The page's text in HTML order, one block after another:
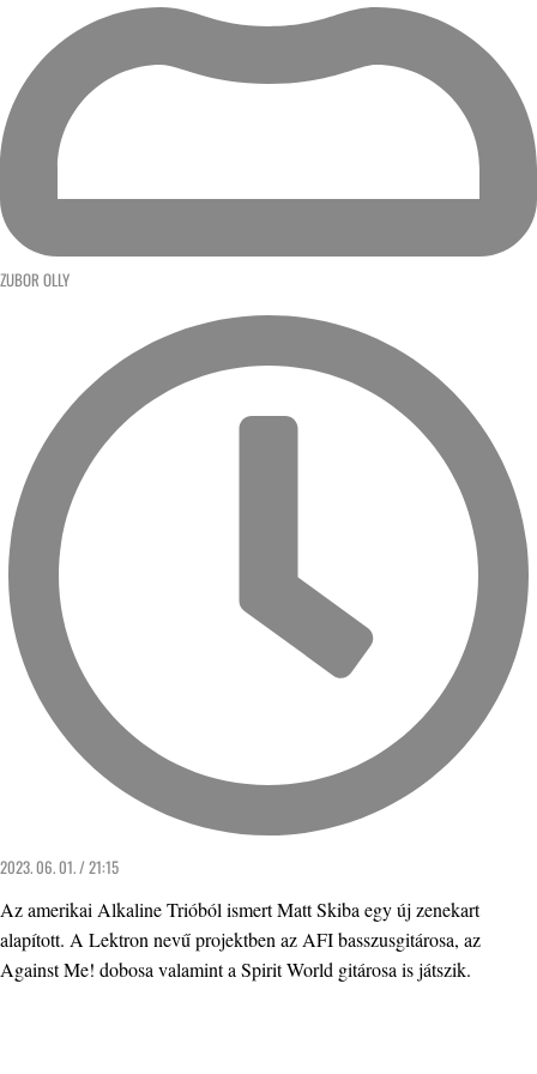
ZUBOR OLLY
2023. 06. 01. / 21:15
Az amerikai Alkaline Trióból ismert Matt Skiba egy új zenekart
alapított. A Lektron nevű projektben az AFI basszusgitárosa, az
Against Me! dobosa valamint a Spirit World gitárosa is játszik.